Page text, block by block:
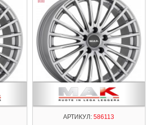
АРТИКУЛ: 586113